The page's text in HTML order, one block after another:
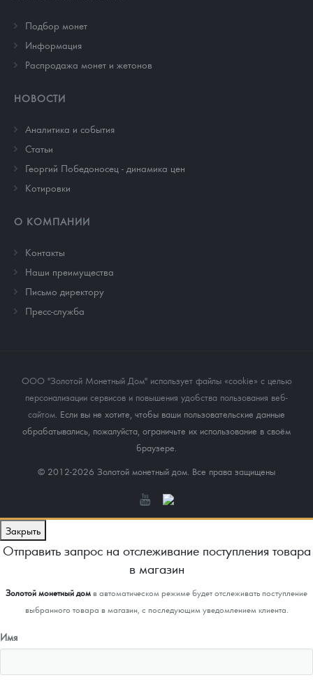
Подбор монет
Информация
Распродажа монет и жетонов
НОВОСТИ
Аналитика и события
Cтатьи
Георгий Победоносец - динамика цен
Котировки
О КОМПАНИИ
Контакты
Наши преимущества
Письмо директору
Пресс-служба
ООО "Золотой Монетный Дом" использует файлы «cookie» с целью
персонализации сервисов и повышения удобства пользования веб-
сайтом. Если вы не хотите, чтобы ваши пользовательские данные
обрабатывались, пожалуйста, ограничьте их использование в своём
браузере.
© 2012-2026 Золотой монетный дом. Все права защищены
Закрыть
Отправить запрос на отслеживание поступления товара
в магазин
Золотой монетный домв автоматическом режиме будет отслеживать поступление
выбранного товара в магазин, с последующим уведомлением клиента.
Имя